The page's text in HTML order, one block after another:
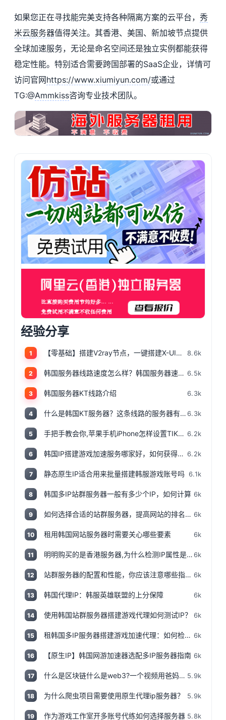
如果您正在寻找能完美支持各种隔离方案的云平台， 秀
米云服务器值得关注。其香港、美国、新加坡节点提供
全球加速服务，无论是命名空间还是独立实例都能获得
稳定性能。特别适合需要跨国部署的SaaS企业，详情可
访问官网https://www.xiumiyun.com/或通过
TG:@Ammkiss咨询专业技术团队。
经验分享
1 【零基础】搭建V2ray节点，一键搭建X-UI面板，目前最简单、最安全、最稳定的专属节点搭建方法，晚高峰高速稳定，4K秒开的科学上网 8.6k
2 韩国服务器线路速度怎么样？韩国服务器速度测评 6.5k
3 韩国服务器KT线路介绍 6.3k
4 什么是韩国KT服务器？这条线路的服务器有哪些特点？6.3k
5 手把手教会你,苹果手机iPhone怎样设置TIKTOK文的运营环境，手把手教你怎样运营海外抖音 服务器购买 6.2k
6 韩国IP搭建游戏加速服务哪家好，如何获得韩国IP 6.2k
7 静态原生IP适合用来批量搭建韩服游戏账号吗 6.1k
8 韩国多IP站群服务器一般有多少个IP，如何计算 6k
9 如何选择合适的站群服务器，提高网站的排名和流量 6k
10 租用韩国网站服务器时需要关心哪些要素 6k
11 明明购买的是香港服务器,为什么检测IP属性是归美国?「视频+文案」6k
12 站群服务器的配置和性能，你应该注意哪些指标和参数？ 6k
13 韩国代理IP：韩服英雄联盟的上分保障 6k
14 使用韩国站群服务器搭建游戏代理如何测试IP？ 6k
15 租韩国多IP服务器搭建游戏加速代理：如何检测IP地址是否为本地IP 6k
16 【原生IP】韩国网游加速器选配多IP服务器指南 6k
17 什么是区块链什么是web3?一个视频用爸妈都能听得懂的话说清楚,撸空投入门视频! 5.9k
18 为什么爬虫项目需要使用原生代理ip服务器？ 5.9k
19 作为游戏工作室开多账号代练如何选择服务器 5.8k